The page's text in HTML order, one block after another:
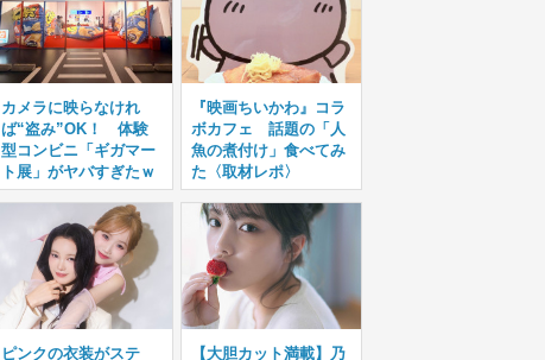
カメラに映らなけれ
ば“盗み”OK！ 体験
型コンビニ「ギガマー
ト展」がヤバすぎたｗ
『映画ちいかわ』コラ
ボカフェ 話題の「人
魚の煮付け」食べてみ
た〈取材レポ〉
ピンクの衣装がステ 【大胆カット満載】乃